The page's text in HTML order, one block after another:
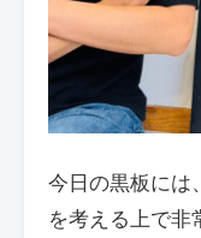
今日の黒板には
を考える上で